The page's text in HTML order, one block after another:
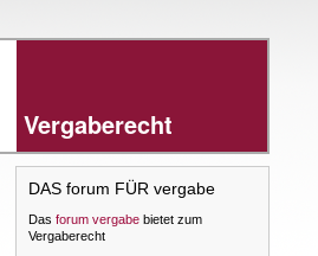
Vergaberecht
DAS forum FÜR vergabe
Das forum vergabe bietet zum
Vergaberecht